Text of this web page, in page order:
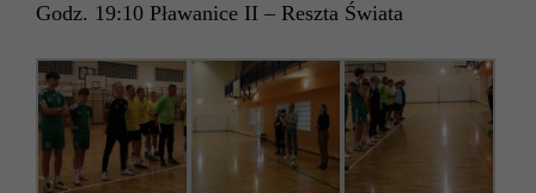
Godz. 19:10 Pławanice II – Reszta Świata